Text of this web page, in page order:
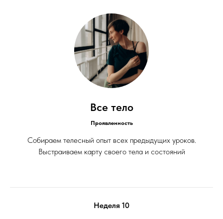
Все тело
Проявленность
Собираем телесный опыт всех предыдущих уроков.
Выстраиваем карту своего тела и состояний
Неделя 10